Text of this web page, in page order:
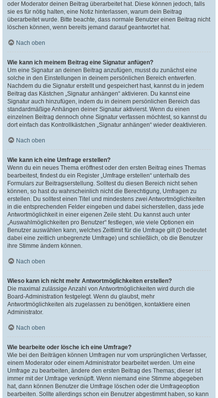
oder Moderator deinen Beitrag überarbeitet hat. Diese können jedoch, falls
sie es für nötig halten, eine Notiz hinterlassen, warum dein Beitrag
überarbeitet wurde. Bitte beachte, dass normale Benutzer einen Beitrag nicht
löschen können, wenn bereits jemand darauf geantwortet hat.
Nach oben
Wie kann ich meinem Beitrag eine Signatur anfügen?
Um eine Signatur an deinen Beitrag anzufügen, musst du zunächst eine
solche in den Einstellungen in deinem persönlichen Bereich entwerfen.
Nachdem du die Signatur erstellt und gespeichert hast, kannst du in jedem
Beitrag das Kästchen „Signatur anhängen“ aktivieren. Du kannst eine
Signatur auch hinzufügen, indem du in deinem persönlichen Bereich das
standardmäßige Anhängen deiner Signatur aktivierst. Wenn du einen
einzelnen Beitrag dennoch ohne Signatur verfassen möchtest, so kannst du
dort einfach das Kontrollkästchen „Signatur anhängen“ wieder deaktivieren.
Nach oben
Wie kann ich eine Umfrage erstellen?
Wenn du ein neues Thema eröffnest oder den ersten Beitrag eines Themas
bearbeitest, findest du ein Register „Umfrage erstellen“ unterhalb des
Formulars zur Beitragserstellung. Solltest du diesen Bereich nicht sehen
können, so hast du wahrscheinlich nicht die Berechtigung, Umfragen zu
erstellen. Du solltest einen Titel und mindestens zwei Antwortmöglichkeiten
in die entsprechenden Felder eingeben und dabei sicherstellen, dass jede
Antwortmöglichkeit in einer eigenen Zeile steht. Du kannst auch unter
„Auswahlmöglichkeiten pro Benutzer“ festlegen, wie viele Optionen ein
Benutzer auswählen kann, welches Zeitlimit für die Umfrage gilt (0 bedeutet
dabei eine zeitlich unbegrenzte Umfrage) und schließlich, ob die Benutzer
ihre Stimme ändern können.
Nach oben
Wieso kann ich nicht mehr Antwortmöglichkeiten erstellen?
Die maximal zulässige Anzahl von Antwortmöglichkeiten wird durch die
Board-Administration festgelegt. Wenn du glaubst, mehr
Antwortmöglichkeiten als zugelassen zu benötigen, kontaktiere einen
Administrator.
Nach oben
Wie bearbeite oder lösche ich eine Umfrage?
Wie bei den Beiträgen können Umfragen nur vom ursprünglichen Verfasser,
einem Moderator oder einem Administrator bearbeitet werden. Um eine
Umfrage zu bearbeiten, ändere den ersten Beitrag des Themas; dieser ist
immer mit der Umfrage verknüpft. Wenn niemand eine Stimme abgegeben
hat, dann können Benutzer die Umfrage löschen oder die Umfrageoption
bearbeiten. Sollte allerdings schon ein Benutzer abgestimmt haben, so kann